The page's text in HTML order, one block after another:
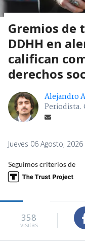
Gremios de
DDHH en
califican
derechos
Alejandro
Periodista.
Jueves 06 Agosto,
Seguimos criterios de
358
visitas